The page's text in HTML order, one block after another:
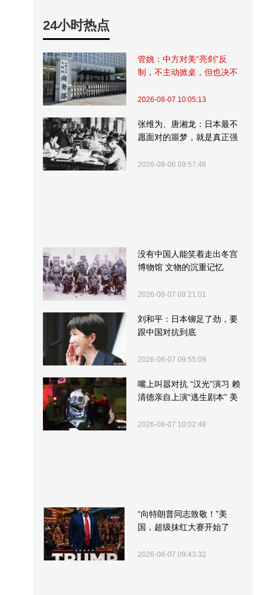
24小时热点
管姚：中方对美“亮剑”反
制，不主动掀桌，但也决不
2026-08-07 10:05:13
张维为、唐湘龙：日本最不
愿面对的噩梦，就是真正强
2026-08-06 09:57:46
没有中国人能笑着走出冬宫
博物馆 文物的沉重记忆
2026-08-07 09:21:01
刘和平：日本铆足了劲，要
跟中国对抗到底
2026-08-07 09:55:09
嘴上叫嚣对抗 “汉光”演习 赖
清德亲自上演“逃生剧本” 美
2026-08-07 10:02:48
“向特朗普同志致敬！”美
国，超级抹红大赛开始了
2026-08-07 09:43:32